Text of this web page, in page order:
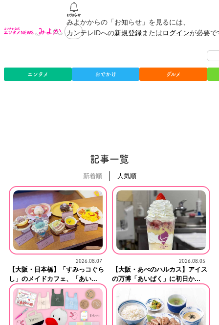
みよかからの「お知らせ」を見るには、
カンテレIDへの新規登録またはログインが必要
エンタメ おでかけ グルメ
記事一覧
新着順 人気順
2026.08.07
【大阪・日本橋】「すみっコぐら
し」のメイドカフェ、「あい...
2026.08.05
【大阪・あべのハルカス】アイス
の万博「あいぱく」に初日か...